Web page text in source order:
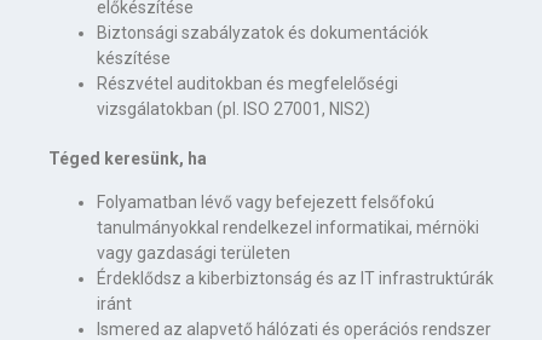
előkészítése
Biztonsági szabályzatok és dokumentációk
készítése
Részvétel auditokban és megfelelőségi
vizsgálatokban (pl. ISO 27001, NIS2)
Téged keresünk, ha
Folyamatban lévő vagy befejezett felsőfokú
tanulmányokkal rendelkezel informatikai, mérnöki
vagy gazdasági területen
Érdeklődsz a kiberbiztonság és az IT infrastruktúrák
iránt
Ismered az alapvető hálózati és operációs rendszer